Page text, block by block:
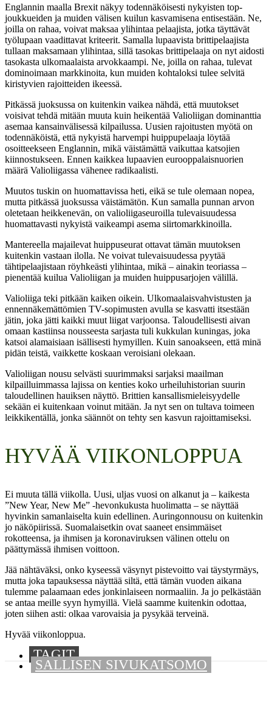
Englannin maalla Brexit näkyy todennäköisesti nykyisten top-
joukkueiden ja muiden välisen kuilun kasvamisena entisestään. Ne,
joilla on rahaa, voivat maksaa ylihintaa pelaajista, jotka täyttävät
työlupaan vaadittavat kriteerit. Samalla lupaavista brittipelaajista
tullaan maksamaan ylihintaa, sillä tasokas brittipelaaja on nyt aidosti
tasokasta ulkomaalaista arvokkaampi. Ne, joilla on rahaa, tulevat
dominoimaan markkinoita, kun muiden kohtaloksi tulee selvitä
kiristyvien rajoitteiden ikeessä.
Pitkässä juoksussa on kuitenkin vaikea nähdä, että muutokset
voisivat tehdä mitään muuta kuin heikentää Valioliigan dominanttia
asemaa kansainvälisessä kilpailussa. Uusien rajoitusten myötä on
todennäköistä, että nykyistä harvempi huippupelaaja löytää
osoitteekseen Englannin, mikä väistämättä vaikuttaa katsojien
kiinnostukseen. Ennen kaikkea lupaavien eurooppalaisnuorien
määrä Valioliigassa vähenee radikaalisti.
Muutos tuskin on huomattavissa heti, eikä se tule olemaan nopea,
mutta pitkässä juoksussa väistämätön. Kun samalla punnan arvon
oletetaan heikkenevän, on valioliigaseuroilla tulevaisuudessa
huomattavasti nykyistä vaikeampi asema siirtomarkkinoilla.
Mantereella majailevat huippuseurat ottavat tämän muutoksen
kuitenkin vastaan ilolla. Ne voivat tulevaisuudessa pyytää
tähtipelaajistaan röyhkeästi ylihintaa, mikä – ainakin teoriassa –
pienentää kuilua Valioliigan ja muiden huippusarjojen välillä.
Valioliiga teki pitkään kaiken oikein. Ulkomaalaisvahvistusten ja
ennennäkemättömien TV-sopimusten avulla se kasvatti itsestään
jätin, joka jätti kaikki muut liigat varjoonsa. Taloudellisesti aivan
omaan kastiinsa nousseesta sarjasta tuli kukkulan kuningas, joka
katsoi alamaisiaan isällisesti hymyillen. Kuin sanoakseen, että minä
pidän teistä, vaikkette koskaan veroisiani olekaan.
Valioliigan nousu selvästi suurimmaksi sarjaksi maailman
kilpailluimmassa lajissa on kenties koko urheiluhistorian suurin
taloudellinen hauiksen näyttö. Brittien kansallismieleisyydelle
sekään ei kuitenkaan voinut mitään. Ja nyt sen on tultava toimeen
leikkikentällä, jonka säännöt on tehty sen kasvun rajoittamiseksi.
HYVÄÄ VIIKONLOPPUA
Ei muuta tällä viikolla. Uusi, uljas vuosi on alkanut ja – kaikesta
”New Year, New Me” -hevonkukusta huolimatta – se näyttää
hyvinkin samanlaiselta kuin edellinen. Auringonnousu on kuitenkin
jo näköpiirissä. Suomalaisetkin ovat saaneet ensimmäiset
rokotteensa, ja ihmisen ja koronaviruksen välinen ottelu on
päättymässä ihmisen voittoon.
Jää nähtäväksi, onko kyseessä väsynyt pistevoitto vai täystyrmäys,
mutta joka tapauksessa näyttää siltä, että tämän vuoden aikana
tulemme palaamaan edes jonkinlaiseen normaaliin. Ja jo pelkästään
se antaa meille syyn hymyillä. Vielä saamme kuitenkin odottaa,
joten siihen asti: olkaa varovaisia ja pysykää terveinä.
Hyvää viikonloppua.
TAGIT
SALLISEN SIVUKATSOMO